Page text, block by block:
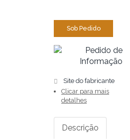
Sob Pedido
Site do fabricante
Clicar para mais
detalhes
Descrição